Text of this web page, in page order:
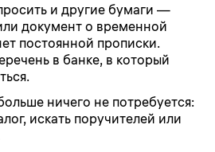
и другие бумаги —
документ о временной
постоянной прописки.
в банке, в который
ничего не потребуется:
искать поручителей или